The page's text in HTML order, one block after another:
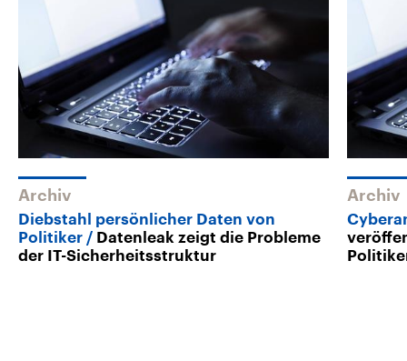
Archiv
Diebstahl persönlicher Daten von
Politiker
Datenleak zeigt die Probleme
der IT-Sicherheitsstruktur
Archiv